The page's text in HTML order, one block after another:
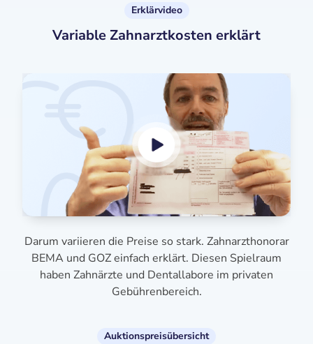
Erklärvideo
Variable Zahnarztkosten erklärt
Darum variieren die Preise so stark. Zahnarzthonorar
BEMA und GOZ einfach erklärt. Diesen Spielraum
haben Zahnärzte und Dentallabore im privaten
Gebührenbereich.
Auktionspreisübersicht